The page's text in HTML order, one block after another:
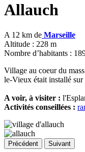
Allauch
A 12 km de Marseille
Altitude : 228 m
Nombre d’habitants :
Village au coeur du
le-Vieux était installé
A voir, à visiter :
Activités conseillées :
Précédent Suivant